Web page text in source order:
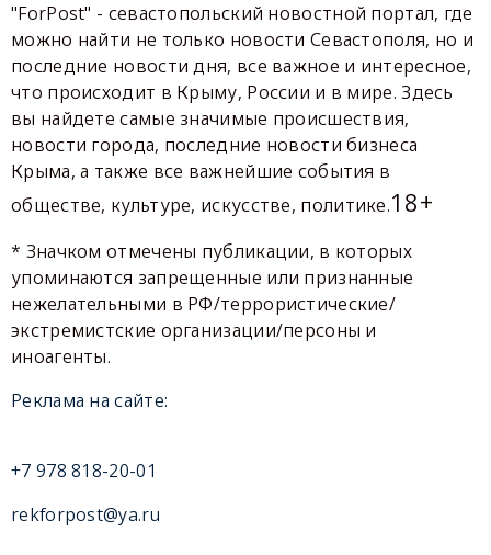
"ForPost" - севастопольский новостной портал, где
можно найти не только новости Севастополя, но и
последние новости дня, все важное и интересное,
что происходит в Крыму, России и в мире. Здесь
вы найдете самые значимые происшествия,
новости города, последние новости бизнеса
Крыма, а также все важнейшие события в
обществе, культуре, искусстве, политике.18+
* Значком отмечены публикации, в которых
упоминаются запрещенные или признанные
нежелательными в РФ/террористические/
экстремистские организации/персоны и
иноагенты.
Реклама на сайте:
+7 978 818-20-01
rekforpost@ya.ru